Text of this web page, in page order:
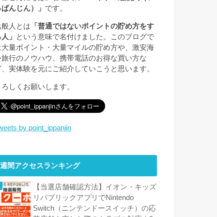
んじん）」 です。
般人とは 「普通ではないポイントの貯め方をす
」
という意味で名付けました。このブログで
大量ポイント・大量マイルの貯め方や、激安海
旅行のノウハウ、携帯電話のお得な買い方な
、実体験を元にご紹介していこうと思います。
しくお願いします。
by point_ippanjin
週間アクセスランキング
【当選店舗確認方法】イオン・キッズ
リパブリックアプリでNintendo
Switch（ニンテンドースイッチ）の応